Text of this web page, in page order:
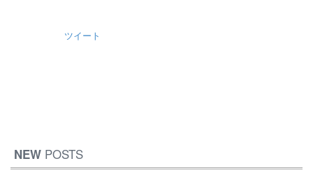
ツイート
NEW POSTS